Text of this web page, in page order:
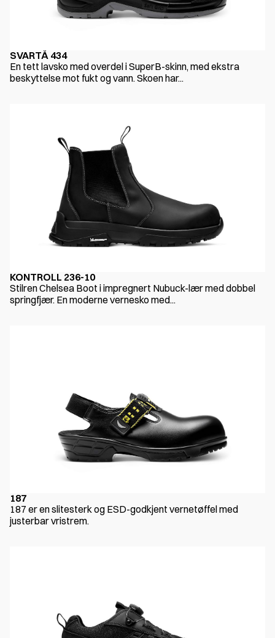
SVARTÅ 434
En tett lavsko med overdel i SuperB-skinn, med ekstra
beskyttelse mot fukt og vann. Skoen har...
KONTROLL 236-10
Stilren Chelsea Boot i impregnert Nubuck-lær med dobbel
springfjær. En moderne vernesko med...
187
187 er en slitesterk og ESD-godkjent vernetøffel med
justerbar vristrem.